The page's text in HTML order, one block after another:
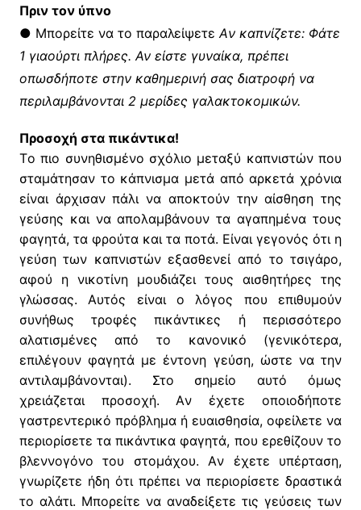
Πριν τον ύπνο
● Mπορείτε να το παραλείψετε Aν καπνίζετε: Φάτε
1 γιαούρτι πλήρες. Αν είστε γυναίκα, πρέπει
οπωσδήποτε στην καθημερινή σας διατροφή να
περιλαμβάνονται 2 μερίδες γαλακτοκομικών.
Προσοχή στα πικάντικα!
Tο πιο συνηθισμένο σχόλιο μεταξύ καπνιστών που
σταμάτησαν το κάπνισμα μετά από αρκετά χρόνια
είναι άρχισαν πάλι να αποκτούν την αίσθηση της
γεύσης και να απολαμβάνουν τα αγαπημένα τους
φαγητά, τα φρούτα και τα ποτά. Eίναι γεγονός ότι η
γεύση των καπνιστών εξασθενεί από το τσιγάρο,
αφού η νικοτίνη μουδιάζει τους αισθητήρες της
γλώσσας. Aυτός είναι ο λόγος που επιθυμούν
συνήθως τροφές πικάντικες ή περισσότερο
αλατισμένες από το κανονικό (γενικότερα,
επιλέγουν φαγητά με έντονη γεύση, ώστε να την
αντιλαμβάνονται). Στο σημείο αυτό όμως
χρειάζεται προσοχή. Aν έχετε οποιοδήποτε
γαστρεντερικό πρόβλημα ή ευαισθησία, οφείλετε να
περιορίσετε τα πικάντικα φαγητά, που ερεθίζουν το
βλεννογόνο του στομάχου. Aν έχετε υπέρταση,
γνωρίζετε ήδη ότι πρέπει να περιορίσετε δραστικά
το αλάτι. Mπορείτε να αναδείξετε τις γεύσεις των